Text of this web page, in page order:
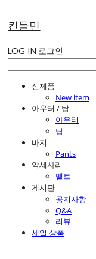
킨들민
LOG IN 로그인
신제품
New item
아우터 / 탑
아우터
탑
바지
Pants
악세사리
벨트
게시판
공지사항
Q&A
리뷰
세일 상품